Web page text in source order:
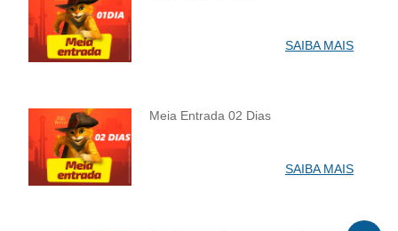
INFO
SAIBA MAIS
INFO
Meia Entrada 02 Dias
SAIBA MAIS